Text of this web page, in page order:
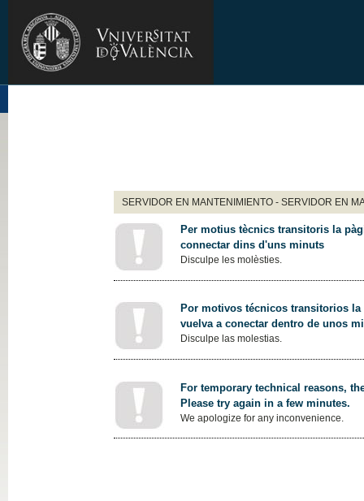
SERVIDOR EN MANTENIMIENTO - SERVIDOR EN
Per motius tècnics transitoris la
connectar dins d'uns minuts
Disculpe les molèsties.
Por motivos técnicos transitorios
vuelva a conectar dentro de unos
Disculpe las molestias.
For temporary technical reasons,
Please try again in a few minutes.
We apologize for any inconvenience.